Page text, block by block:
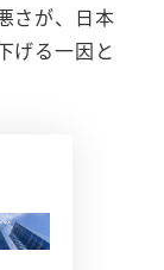
さが、日本
げる一因と